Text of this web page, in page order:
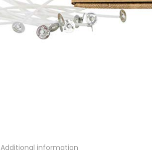
Additional information